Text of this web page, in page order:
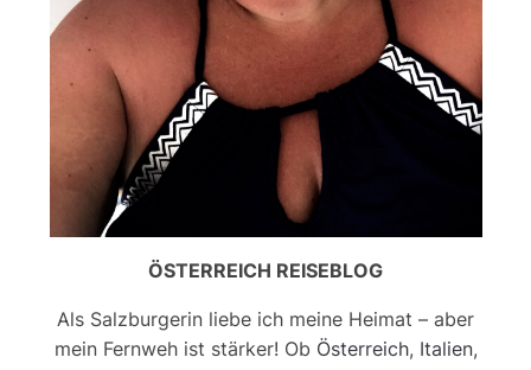
ÖSTERREICH REISEBLOG
Als Salzburgerin liebe ich meine Heimat – aber
mein Fernweh ist stärker! Ob Österreich, Italien,